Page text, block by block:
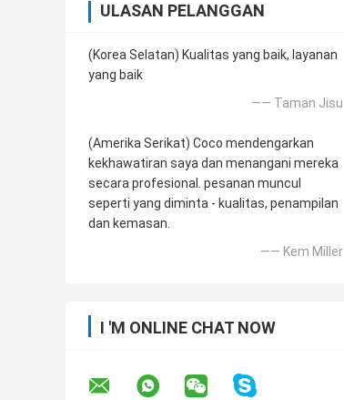
ULASAN PELANGGAN
(Korea Selatan) Kualitas yang baik, layanan
yang baik
—— Taman Jisu
(Amerika Serikat) Coco mendengarkan
kekhawatiran saya dan menangani mereka
secara profesional. pesanan muncul
seperti yang diminta - kualitas, penampilan
dan kemasan.
—— Kem Miller
I 'M ONLINE CHAT NOW